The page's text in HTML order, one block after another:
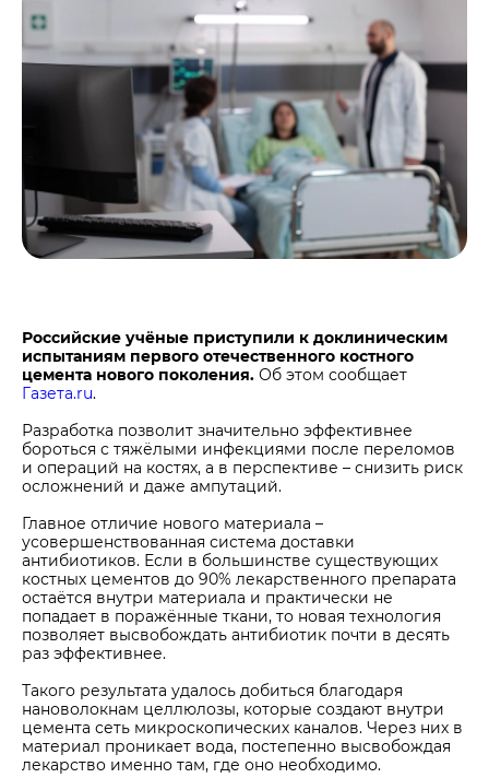
Российские учёные приступили к доклиническим
испытаниям первого отечественного костного
цемента нового поколения. Об этом сообщает
Газета.ru.
Разработка позволит значительно эффективнее
бороться с тяжёлыми инфекциями после переломов
и операций на костях, а в перспективе – снизить риск
осложнений и даже ампутаций.
Главное отличие нового материала –
усовершенствованная система доставки
антибиотиков. Если в большинстве существующих
костных цементов до 90% лекарственного препарата
остаётся внутри материала и практически не
попадает в поражённые ткани, то новая технология
позволяет высвобождать антибиотик почти в десять
раз эффективнее.
Такого результата удалось добиться благодаря
нановолокнам целлюлозы, которые создают внутри
цемента сеть микроскопических каналов. Через них в
материал проникает вода, постепенно высвобождая
лекарство именно там, где оно необходимо.
Центры дистрибуции
Реализация ТМЦ и непрофильных активов
Политика в области закупок
В помощь поставщику
Не только цемент
Люди ЦЕМРОСа
Технологии и тренды
Издание для клиентов
Аналитика цементной отрасли
Медиабанк
Пресса о нас
Контакты
Служба доверия